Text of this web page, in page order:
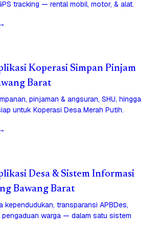
tracking — rental mobil, motor, & alat.
Koperasi Simpan Pinjam
Barat
pinjaman & angsuran, SHU, hingga
untuk Koperasi Desa Merah Putih.
Desa & Sistem Informasi
Bawang Barat
kependudukan, transparansi APBDes,
pengaduan warga — dalam satu sistem